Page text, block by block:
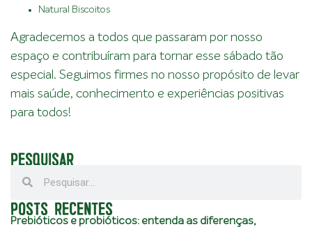
Natural Biscoitos
Agradecemos a todos que passaram por nosso
espaço e contribuíram para tornar esse sábado tão
especial. Seguimos firmes no nosso propósito de levar
mais saúde, conhecimento e experiências positivas
para todos!
PESQUISAR
POSTS RECENTES
Prebióticos e probióticos: entenda as diferenças,